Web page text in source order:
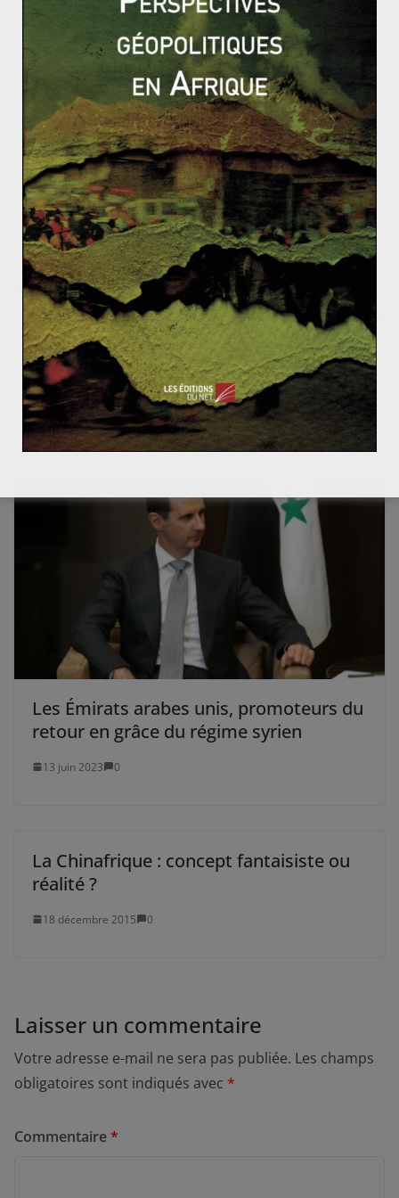
régions frontalières. Aujourd’hui, particulièrement dans
la zone sahélienne, ces frontières quasi-inexistantes
sont transgressées par les réfugiés, le commerce
informel, les djihadistes, les conflits armés. L’urgence
semble pour les pays africains alors être, plutôt qu’un
débat sur l’origine et la légitimité de ces frontières,
d’exercer leurs fonctions régaliennes dans ces zones
frontalières instables et d’améliorer le vivre-ensemble
dans des États multi-ethniques.
Le réalisme classique en Relations Internationales
Europe : alors, que fait-on maintenant ?
Nigéria, Buhari aux commandes
7 avril 2015 0
Les Émirats arabes unis, promoteurs du
retour en grâce du régime syrien
13 juin 2023 0
La Chinafrique : concept fantaisiste ou
réalité ?
18 décembre 2015 0
Laisser un commentaire
Votre adresse e-mail ne sera pas publiée. Les champs
obligatoires sont indiqués avec *
Commentaire*